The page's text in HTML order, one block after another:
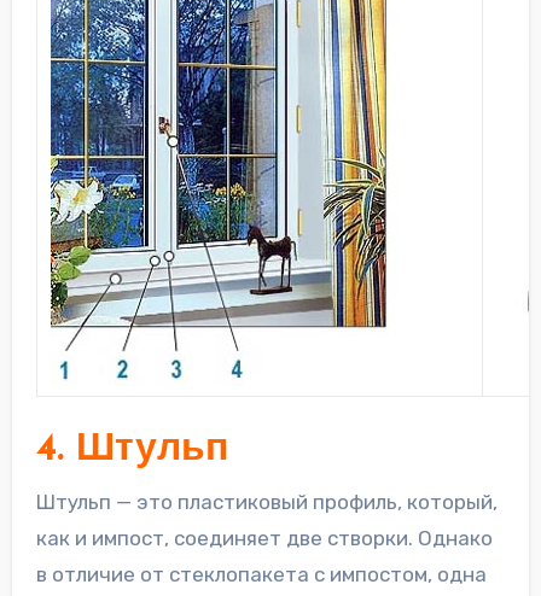
4. Штульп
Штульп — это пластиковый профиль, который,
как и импост, соединяет две створки. Однако
в отличие от стеклопакета с импостом, одна